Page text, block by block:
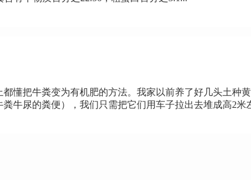
懂把牛粪变为有机肥的方法。我家以前养了好几头土种
牛尿的粪便），我们只需把它们用车子拉出去堆成高2米